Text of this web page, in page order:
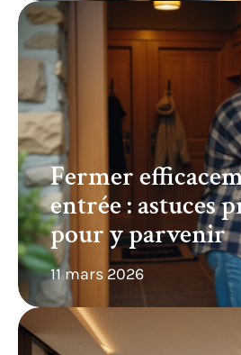
Fermer
entrée : astuces
pour y parvenir
11 mars 2026